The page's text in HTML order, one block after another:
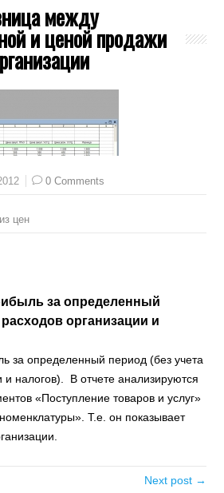
между
и ценой продажи
0 Comments
цен
за определенный
организации и
за определенный период (без учета
и налогов). В отчете анализируются
«Поступление товаров и услуг»
Т.е. он показывает
Next post →